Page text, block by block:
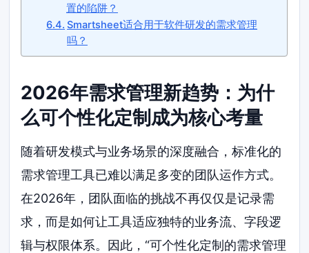
置的陷阱？
Smartsheet适合用于软件研发的需求管理
吗？
2026年需求管理新趋势：为什
么可个性化定制成为核心考量
随着研发模式与业务场景的深度融合，标准化的
需求管理工具已难以满足多变的团队运作方式。
在2026年，团队面临的挑战不再仅仅是记录需
求，而是如何让工具适应独特的业务流、字段逻
辑与权限体系。因此，“可个性化定制的需求管理